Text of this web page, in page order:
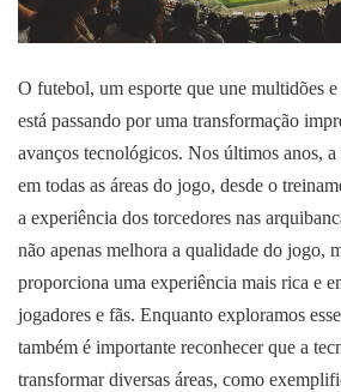
O futebol, um esporte que une multidões
está passando por uma transformação
avanços tecnológicos. Nos últimos anos,
em todas as áreas do jogo, desde o
a experiência dos torcedores nas
não apenas melhora a qualidade do jogo,
proporciona uma experiência mais rica e
jogadores e fãs. Enquanto exploramos
também é importante reconhecer que a
transformar diversas áreas, como